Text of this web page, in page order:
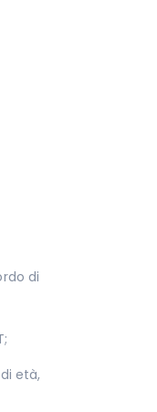
di
età,